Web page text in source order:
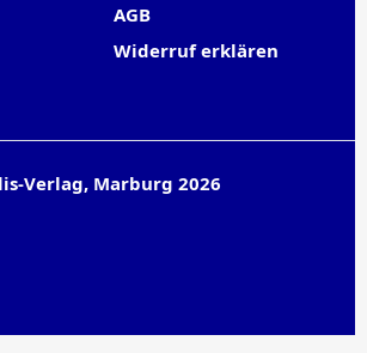
AGB
Widerruf erklären
Verlag, Marburg 2026